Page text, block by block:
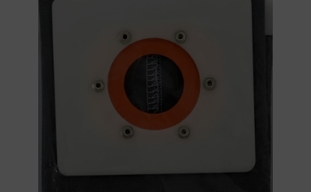
Красота и Уход
Аудиотехника для автомобилей